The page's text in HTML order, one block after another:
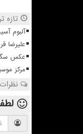
تازه
آلبوم
علیرضا
عکس سگ
مرکز